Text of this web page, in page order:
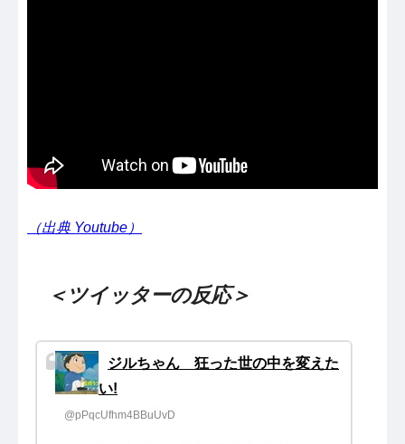
（出典 Youtube）
＜ツイッターの反応＞
ジルちゃん 狂った世の中を変えた
い!
@pPqcUfhm4BBuUvD